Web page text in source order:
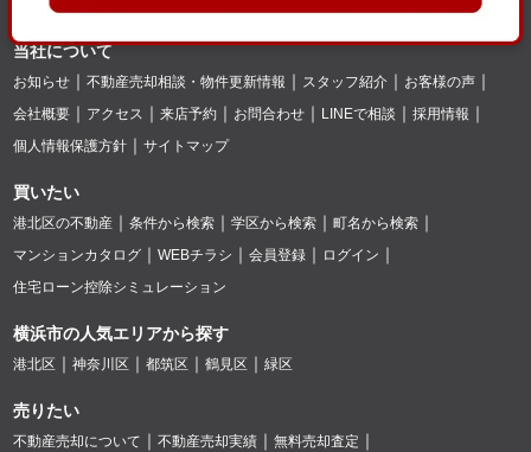
当社について
お知らせ 不動産売却相談・物件更新情報 スタッフ紹介
お客様の声
会社概要
アクセス 来店予約 お問合わせ LINEで相談
採用情報
個人情報保護方針
サイトマップ
買いたい
港北区の不動産 条件から検索 学区から検索
町名から検索
マンションカタログ
WEBチラシ 会員登録
ログイン
住宅ローン控除シミュレーション
横浜市の人気エリアから探す
港北区 神奈川区 都筑区 鶴見区 緑区
売りたい
不動産売却について 不動産売却実績
無料売却査定